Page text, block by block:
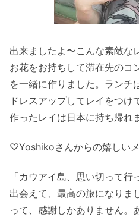
出来ましたよ〜こんな素敵
お花をお持ちして滞在先のコ
を一緒に作りました。ランチ
ドレスアップしてレイをつけ
作ったレイは日本に持ち帰れ
♡Yoshikoさんからの嬉しい
「カウアイ島、思い切って
出会えて、最高の旅になりま
って、感謝しかありません。